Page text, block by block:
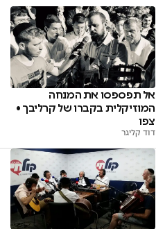
אל תפספסו את המנחה
המוזיקלית בקברו של קרליבך •
צפו
דוד קליגר